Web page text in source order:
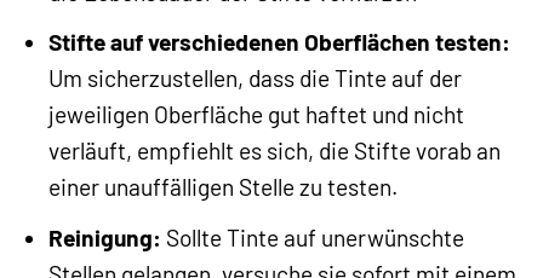
Stifte auf verschiedenen Oberflächen testen:
Um sicherzustellen, dass die Tinte auf der
jeweiligen Oberfläche gut haftet und nicht
verläuft, empfiehlt es sich, die Stifte vorab an
einer unauffälligen Stelle zu testen.
Reinigung: Sollte Tinte auf unerwünschte